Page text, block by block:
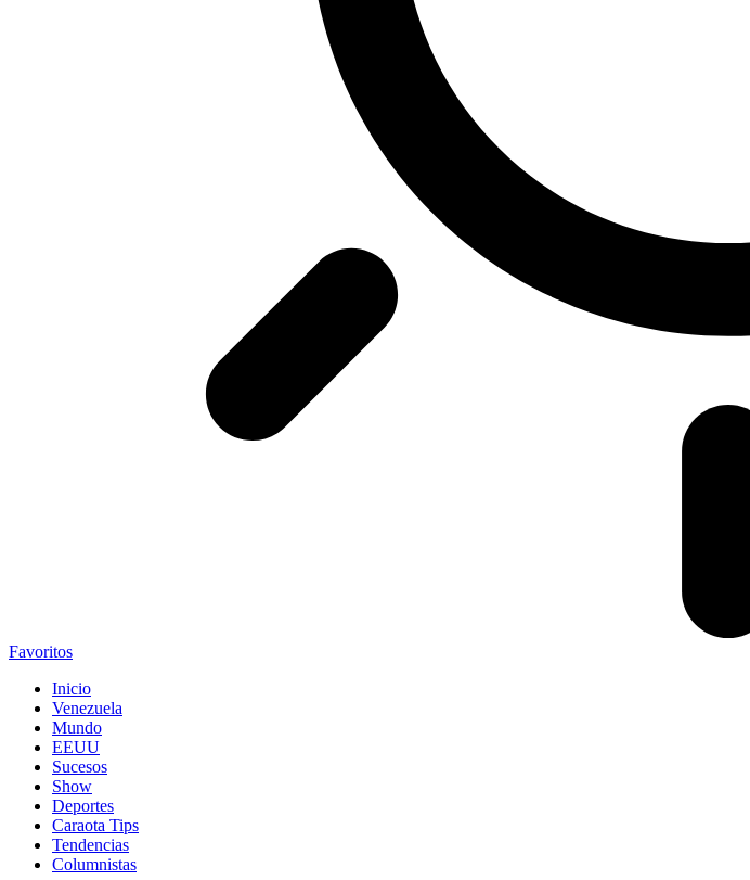
Favoritos
Inicio
Venezuela
Mundo
EEUU
Sucesos
Show
Deportes
Caraota Tips
Tendencias
Columnistas